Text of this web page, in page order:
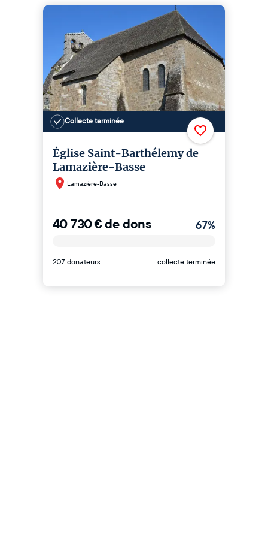
Église Saint-Barthélemy de
Lamazière-Basse
Lamazière-Basse
40 730€de dons 67%
207 donateurs collecte terminée
Collecte terminée